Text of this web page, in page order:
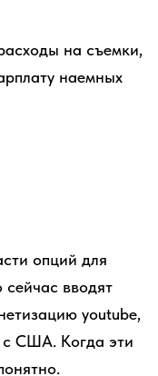
на съемки,
наемных
опций для
вводят
youtube,
с США. Когда эти